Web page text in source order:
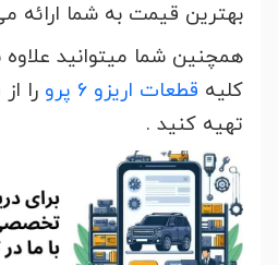
بهترین قیمت به شما ارائه
کلیه قطعات اریزو 6 پرو
را
تهیه کنید .